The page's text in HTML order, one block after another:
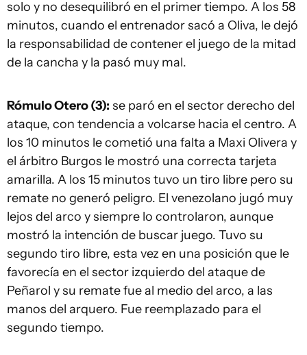
solo y no desequilibró en el primer tiempo. A los 58
minutos, cuando el entrenador sacó a Oliva, le dejó
la responsabilidad de contener el juego de la mitad
de la cancha y la pasó muy mal.
Rómulo Otero (3): se paró en el sector derecho del
ataque, con tendencia a volcarse hacia el centro. A
los 10 minutos le cometió una falta a Maxi Olivera y
el árbitro Burgos le mostró una correcta tarjeta
amarilla. A los 15 minutos tuvo un tiro libre pero su
remate no generó peligro. El venezolano jugó muy
lejos del arco y siempre lo controlaron, aunque
mostró la intención de buscar juego. Tuvo su
segundo tiro libre, esta vez en una posición que le
favorecía en el sector izquierdo del ataque de
Peñarol y su remate fue al medio del arco, a las
manos del arquero. Fue reemplazado para el
segundo tiempo.